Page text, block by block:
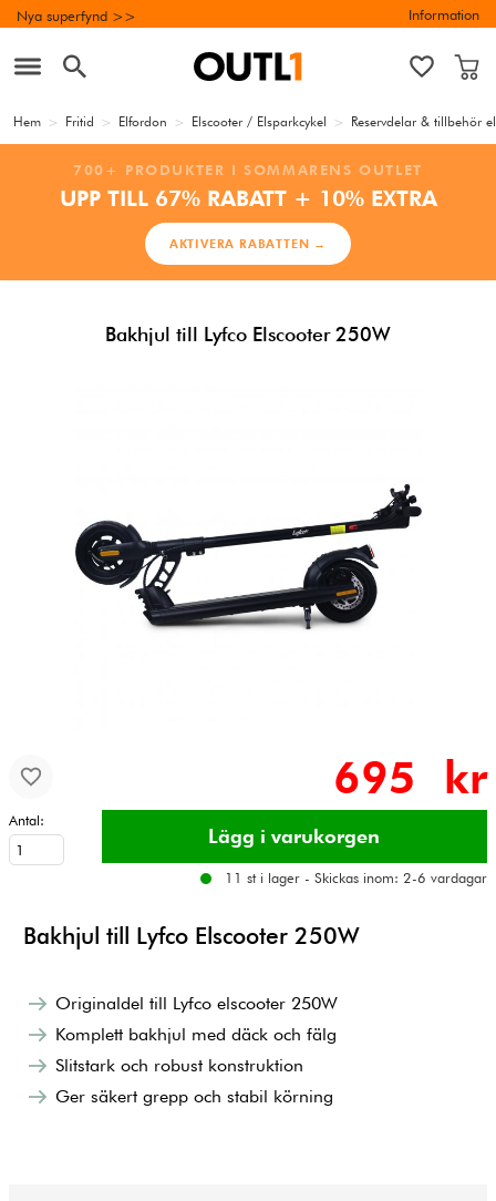
Nya superfynd >> Information
Hem > Fritid > Elfordon > Elscooter / Elsparkcykel > Reservdelar & tillbehör
700+ PRODUKTER I SOMMARENS OUTLET
UPP TILL 67% RABATT + 10% EXTRA
AKTIVERA RABATTEN →
Bakhjul till Lyfco Elscooter 250W
695 kr
Antal:
11 st i lager - Skickas inom: 2-6 vardagar
Bakhjul till Lyfco Elscooter 250W
Originaldel till Lyfco elscooter 250W
Komplett bakhjul med däck och fälg
Slitstark och robust konstruktion
Ger säkert grepp och stabil körning